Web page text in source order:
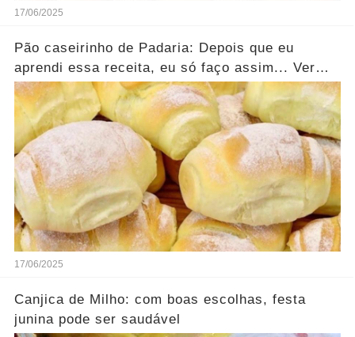
17/06/2025
Pão caseirinho de Padaria: Depois que eu
aprendi essa receita, eu só faço assim... Ver
mais
17/06/2025
Canjica de Milho: com boas escolhas, festa
junina pode ser saudável